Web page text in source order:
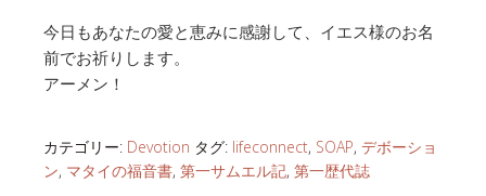
今日もあなたの愛と恵みに感謝して、イエス様のお名
前でお祈りします。
アーメン！
カテゴリー: Devotion タグ: lifeconnect, SOAP, デボーショ
ン, マタイの福音書, 第一サムエル記, 第一歴代誌